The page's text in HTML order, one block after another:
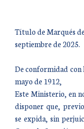
Título de Marqués
septiembre de 2025.
De conformidad con
mayo de 1912,
Este Ministerio, en
disponer que,
se expida, sin